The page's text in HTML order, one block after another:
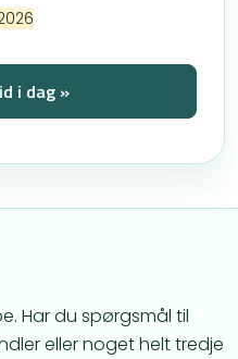
i dag »
Har du spørgsmål til
eller noget helt tredje